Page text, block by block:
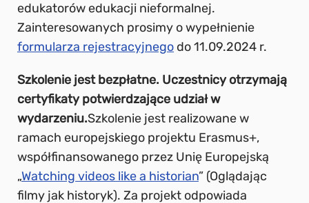
edukatorów edukacji nieformalnej.
Zainteresowanych prosimy o wypełnienie
formularza rejestracyjnego do 11.09.2024 r.
Szkolenie jest bezpłatne. Uczestnicy otrzymają
certyfikaty potwierdzające udział w
wydarzeniu.Szkolenie jest realizowane w
ramach europejskiego projektu Erasmus+,
współfinansowanego przez Unię Europejską
„Watching videos like a historian” (Oglądając
filmy jak historyk). Za projekt odpowiada